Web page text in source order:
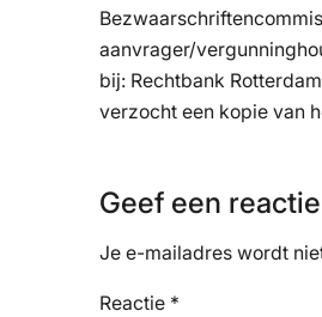
aanvrager/
bij: Rechtbank
verzocht een kopie van
Geef een reactie
Je e-mailadres wordt
Reactie *